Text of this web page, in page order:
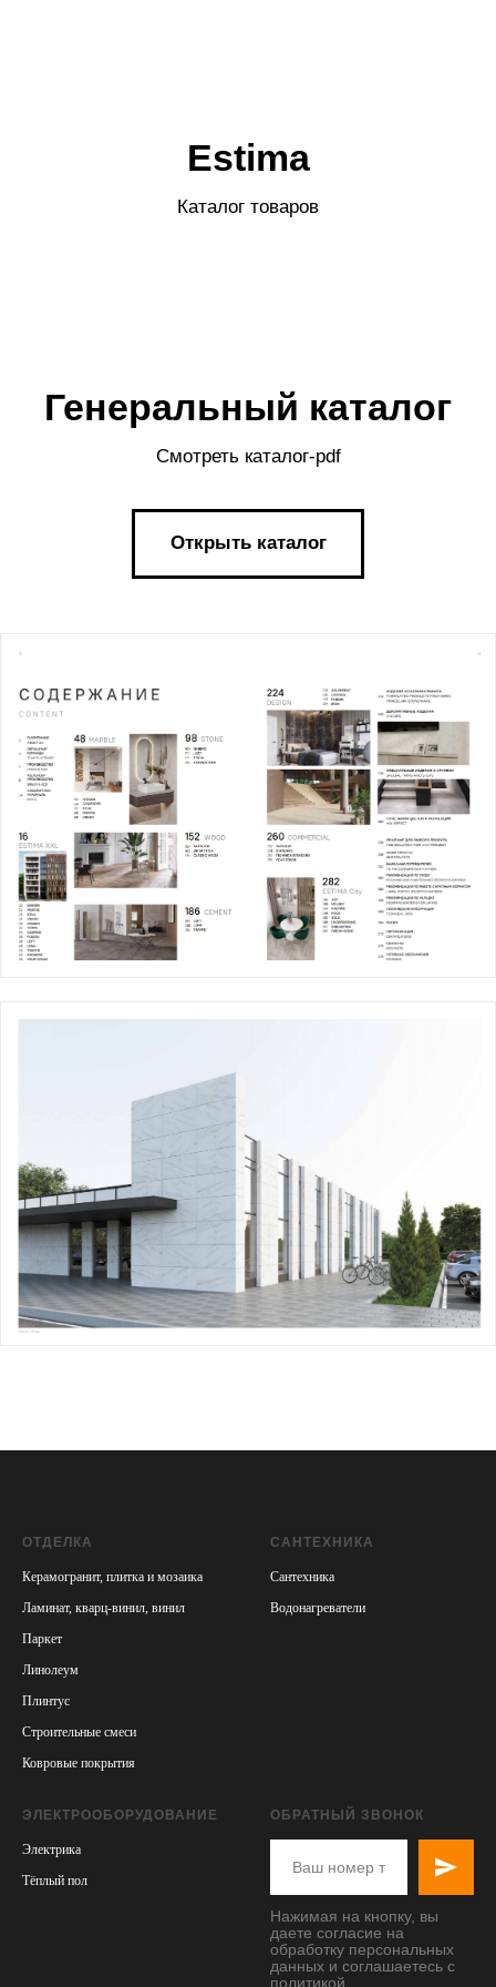
Каталог товаров
ОТДЕЛКА
Керамогранит, плитка и мозаика
Ламинат, кварц-винил, винил
Паркет
Линолеум
Плинтус
Cтроительные смеси
Ковровые покрытия
САНТЕХНИКА
Сантехника
Водонагреватели
ЭЛЕКТРООБОРУДОВАНИЕ
Электрика
Тёплый пол
ОБРАТНЫЙ ЗВОНОК
Нажимая на кнопку, вы
даете согласие на
обработку персональных
данных и соглашаетесь с
политикой